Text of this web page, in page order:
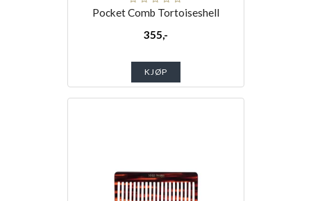
Pocket Comb Tortoiseshell
355,-
KJØP